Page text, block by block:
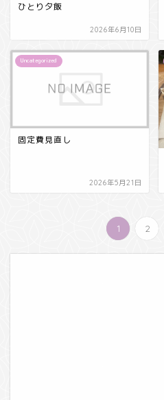
ひとり夕飯
2026年6月10日
Uncategorized
固定費見直し
2026年5月21日
1 2